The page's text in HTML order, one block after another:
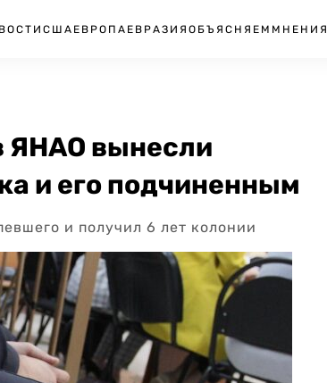
США ЕВРОПА ЕВРАЗИЯ ОБЪЯСНЯЕМ МНЕНИЯ
ЯНАО вынесли
и его подчиненным
и получил 6 лет колонии